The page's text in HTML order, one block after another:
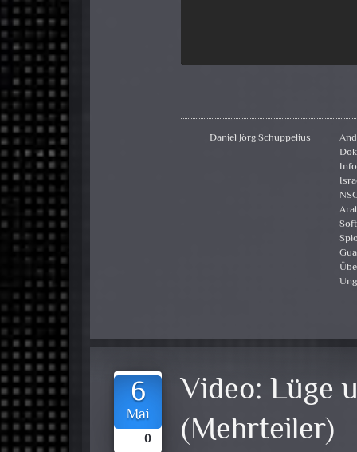
Daniel Jörg Schuppelius
6
Mai
0
Video: Lüge
(Mehrteiler)